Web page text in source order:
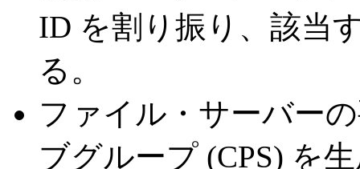
ID を割り振り、該当
る。
ファイル・サーバー
ブグループ (CPS) を